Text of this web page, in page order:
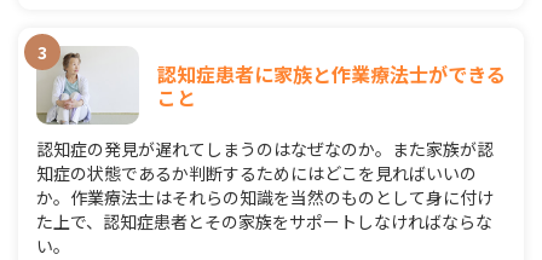
認知症患者に家族と作業療法士ができる
こと
認知症の発見が遅れてしまうのはなぜなのか。また家族が認
知症の状態であるか判断するためにはどこを見ればいいの
か。作業療法士はそれらの知識を当然のものとして身に付け
た上で、認知症患者とその家族をサポートしなければならな
い。